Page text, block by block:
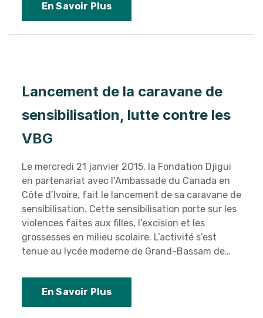
En Savoir Plus
Lancement de la caravane de
sensibilisation, lutte contre les
VBG
Le mercredi 21 janvier 2O15, la Fondation Djigui
en partenariat avec l’Ambassade du Canada en
Côte d’Ivoire, fait le lancement de sa caravane de
sensibilisation. Cette sensibilisation porte sur les
violences faites aux filles, l’excision et les
grossesses en milieu scolaire. L’activité s’est
tenue au lycée moderne de Grand-Bassam de…
En Savoir Plus